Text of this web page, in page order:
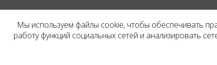
Представленная на
и не является
Мы используем файлы cookie, чтобы обеспечивать
работу функций социальных сетей и анализировать